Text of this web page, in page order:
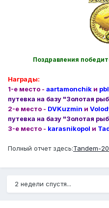
Поздравления
Награды:
1-е место - aartamonchik и
путевка на базу "Золотая
2-е место - DVKuzmin и
путевка на базу "Золотая
3-е место - karasnikopol и
Полный отчет здесь:Tandem-
2 недели спустя...